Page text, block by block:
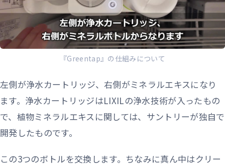
『Greentap』の仕組みについて
左側が浄水カートリッジ、右側がミネラルエキスになり
ます。浄水カートリッジはLIXILの浄水技術が入ったもの
で、植物ミネラルエキスに関しては、サントリーが独自で
開発したものです。
この3つのボトルを交換します。ちなみに真ん中はクリー